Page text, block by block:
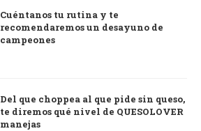
Cuéntanos tu rutina y te
recomendaremos un desayuno de
campeones
Del que choppea al que pide sin queso,
te diremos qué nivel de QUESOLOVER
manejas